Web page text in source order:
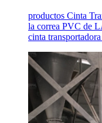
productos Cinta
la correa PVC de
cinta